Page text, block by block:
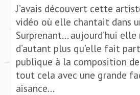
J’avais découvert cette
vidéo où elle chantait dans
Surprenant… aujourd’hui elle
d’autant plus qu’elle fait
publique à la composition
tout cela avec une grande
aisance…